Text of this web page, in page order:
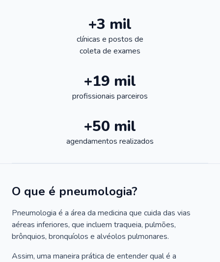
+3 mil
clínicas e postos de
coleta de exames
+19 mil
profissionais parceiros
+50 mil
agendamentos realizados
O que é pneumologia?
Pneumologia é a área da medicina que cuida das vias
aéreas inferiores, que incluem traqueia, pulmões,
brônquios, bronquíolos e alvéolos pulmonares.
Assim, uma maneira prática de entender qual é a